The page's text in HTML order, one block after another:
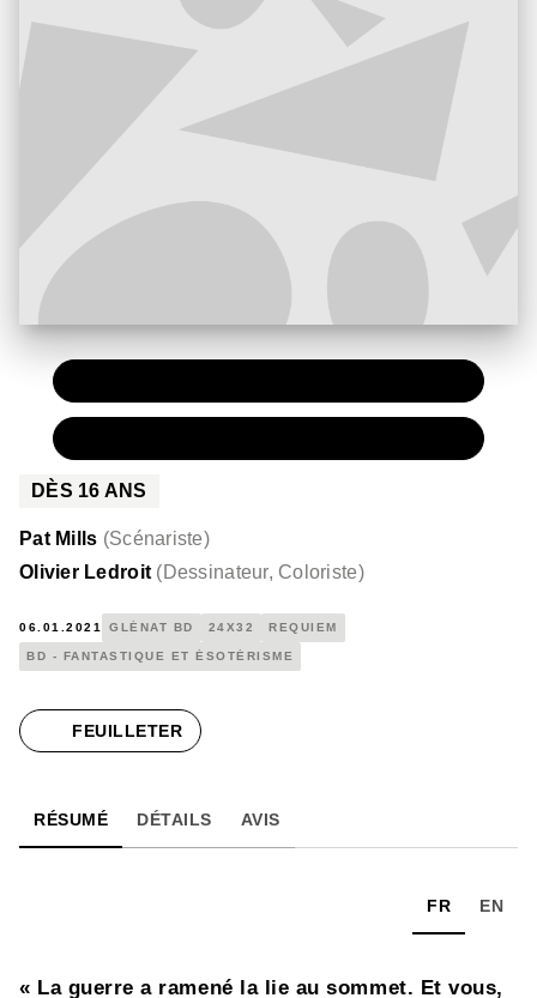
DÈS 16 ANS
Pat Mills (Scénariste)
Olivier Ledroit (Dessinateur, Coloriste)
06.01.2021 GLÉNAT BD 24X32 REQUIEM
BD - FANTASTIQUE ET ÉSOTÉRISME
FEUILLETER
RÉSUMÉ DÉTAILS AVIS
FR EN
« La guerre a ramené la lie au sommet. Et vous,